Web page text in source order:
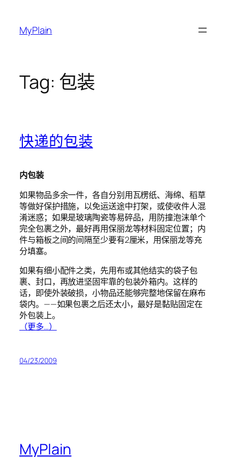
content
MyPlain
Tag: 包装
快递的包装
内包装
如果物品多余一件，各自分别用瓦楞纸、海绵、稻草
等做好保护措施，以免运送途中打架，或使收件人混
淆迷惑；如果是玻璃陶瓷等易碎品，用防撞泡沫单个
完全包裹之外，最好再用保丽龙等材料固定位置；内
件与箱板之间的间隔至少要有2厘米，用保丽龙等充
分填塞。
如果有细小配件之类，先用布或其他结实的袋子包
裹、封口，再放进坚固牢靠的包装外箱内。这样的
话，即使外装破损，小物品还能够完整地保留在麻布
袋内。——如果包裹之后还太小，最好是黏贴固定在
外包装上。
（更多…）
04/23/2009
MyPlain